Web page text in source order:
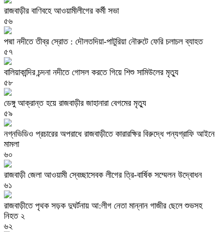
রাজবাড়ীর বাণিবহে আওয়ামীলীগের কর্মী সভা
৫৬
পদ্মা নদীতে তীব্র স্রোত : দৌলতদিয়া-পাটুরিয়া নৌরুটে ফেরি চলাচল ব্যাহত
৫৭
বালিয়াকান্দির চন্দনা নদীতে গোসল করতে গিয়ে শিশু সামিউলের মৃত্যু
৫৮
ডেঙ্গু আক্রান্ত হয়ে রাজবাড়ীর জাহানারা বেগমের মৃত্যু
৫৯
নগ্নভিডিও প্রচারের অপরাধে রাজবাড়ীতে কারারক্ষির বিরুদ্ধে পন্যগ্রাফি আইনে
মামলা
৬০
রাজবাড়ী জেলা আওয়ামী স্বেচ্ছাসেবক লীগের ত্রি-বার্ষিক সম্মেলন উদ্বোধন
৬১
রাজবাড়ীতে পৃথক সড়ক দুঘর্টনায় আ:লীগ নেতা মান্নান গাজীর ছেলে শুভসহ
নিহত ২
৬২